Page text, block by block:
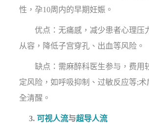
性，孕10周内的早期妊娠。
优点：无痛感，减少患者心理压
从容，降低子宫穿孔、出血等风险。
缺点：需麻醉科医生参与，费用
定风险，如呼吸抑制、过敏反应等;
全清醒。
3.可视人流与超导人流